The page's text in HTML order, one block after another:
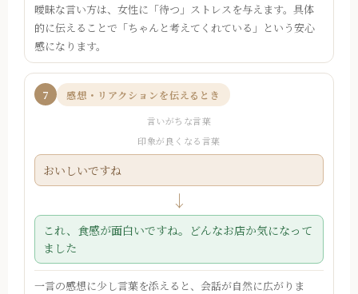
曖昧な言い方は、女性に「待つ」ストレスを与えます。具体
的に伝えることで「ちゃんと考えてくれている」という安心
感になります。
7 感想・リアクションを伝えるとき
言いがちな言葉
印象が良くなる言葉
おいしいですね
↓
これ、食感が面白いですね。どんなお店か気になって
ました
一言の感想に少し言葉を添えると、会話が自然に広がりま